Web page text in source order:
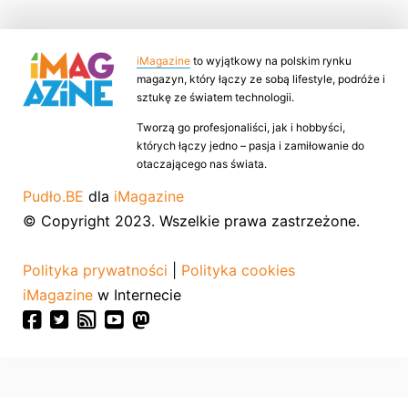
iMagazine to wyjątkowy na polskim rynku
magazyn, który łączy ze sobą lifestyle, podróże i
sztukę ze światem technologii.
Tworzą go profesjonaliści, jak i hobbyści,
których łączy jedno – pasja i zamiłowanie do
otaczającego nas świata.
Pudło.BE dla iMagazine
© Copyright 2023. Wszelkie prawa zastrzeżone.
Polityka prywatności
Polityka cookies
iMagazine w Internecie